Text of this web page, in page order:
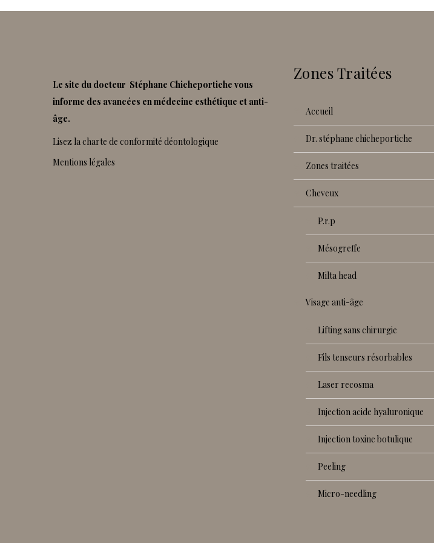
Le site du docteur Stéphane Chicheportiche vous
informe des avancées en médecine esthétique et anti-
âge.
Lisez la charte de conformité déontologique
Mentions légales
Zones Traitées
accueil
dr. stéphane chicheportiche
zones traitées
cheveux
p.r.p
mésogreffe
milta head
visage anti-âge
lifting sans chirurgie
fils tenseurs résorbables
laser recosma
injection acide hyaluronique
injection toxine botulique
peeling
micro-needling